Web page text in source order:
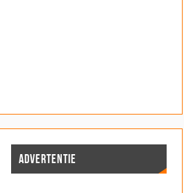
ADVERTENTIE